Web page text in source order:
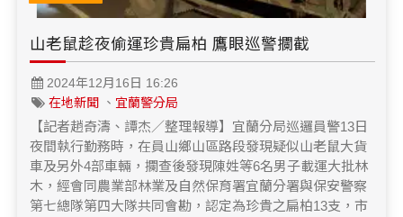
山老鼠趁夜偷運珍貴扁柏 鷹眼巡警攔截
2024年12月16日 16:26
在地新聞
、 宜蘭警分局
【記者趙奇濤、譚杰／整理報導】宜蘭分局巡邏員警13日
夜間執行勤務時，在員山鄉山區路段發現疑似山老鼠大貨
車及另外4部車輛，攔查後發現陳姓等6名男子載運大批林
木，經會同農業部林業及自然保育署宜蘭分署與保安警察
第七總隊第四大隊共同會勘，認定為珍貴之扁柏13支，市